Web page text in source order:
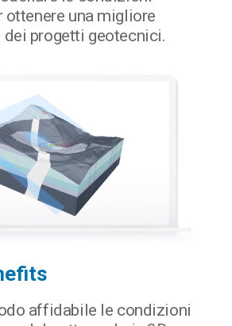
ottenere una migliore
progetti geotecnici.
affidabile le condizioni